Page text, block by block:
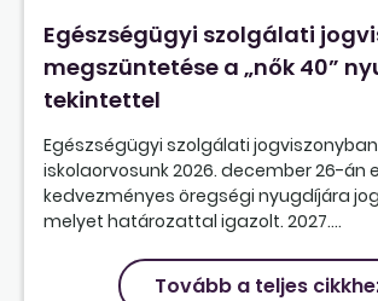
Egészségügyi szolgálati
megszüntetése a „nők 40”
tekintettel
Egészségügyi szolgálati
iskolaorvosunk 2026. december 26-án
kedvezményes öregségi nyugdíjára
melyet határozattal igazolt. 2027....
Tovább a teljes